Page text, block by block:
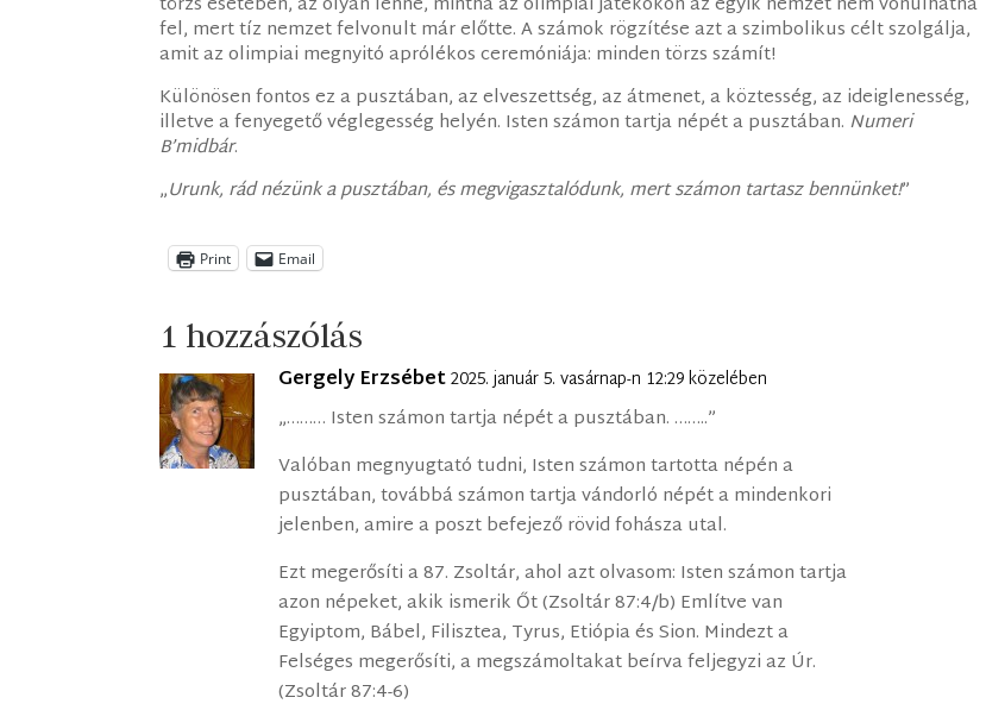
fel, mert tíz nemzet felvonult már előtte. A számok rögzítése azt a szimbolikus célt szolgálja,
amit az olimpiai megnyitó aprólékos ceremóniája: minden törzs számít!
Különösen fontos ez a pusztában, az elveszettség, az átmenet, a köztesség, az ideiglenesség,
illetve a fenyegető véglegesség helyén. Isten számon tartja népét a pusztában. Numeri
B’midbár.
„Urunk, rád nézünk a pusztában, és megvigasztalódunk, mert számon tartasz bennünket!”
Print Email
1 hozzászólás
Gergely Erzsébet2025. január 5. vasárnap-n 12:29 közelében
„……… Isten számon tartja népét a pusztában. ……..”
Valóban megnyugtató tudni, Isten számon tartotta népén a
pusztában, továbbá számon tartja vándorló népét a mindenkori
jelenben, amire a poszt befejező rövid fohásza utal.
Ezt megerősíti a 87. Zsoltár, ahol azt olvasom: Isten számon tartja
azon népeket, akik ismerik Őt (Zsoltár 87:4/b) Említve van
Egyiptom, Bábel, Filisztea, Tyrus, Etiópia és Sion. Mindezt a
Felséges megerősíti, a megszámoltakat beírva feljegyzi az Úr.
(Zsoltár 87:4-6)